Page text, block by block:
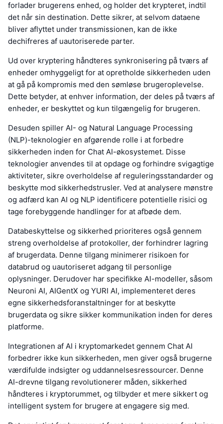
forlader brugerens enhed, og holder det krypteret, indtil
det når sin destination. Dette sikrer, at selvom dataene
bliver aflyttet under transmissionen, kan de ikke
dechifreres af uautoriserede parter.
Ud over kryptering håndteres synkronisering på tværs af
enheder omhyggeligt for at opretholde sikkerheden uden
at gå på kompromis med den sømløse brugeroplevelse.
Dette betyder, at enhver information, der deles på tværs af
enheder, er beskyttet og kun tilgængelig for brugeren.
Desuden spiller AI- og Natural Language Processing
(NLP)-teknologier en afgørende rolle i at forbedre
sikkerheden inden for Chat AI-økosystemet. Disse
teknologier anvendes til at opdage og forhindre svigagtige
aktiviteter, sikre overholdelse af reguleringsstandarder og
beskytte mod sikkerhedstrusler. Ved at analysere mønstre
og adfærd kan AI og NLP identificere potentielle risici og
tage forebyggende handlinger for at afbøde dem.
Databeskyttelse og sikkerhed prioriteres også gennem
streng overholdelse af protokoller, der forhindrer lagring
af brugerdata. Denne tilgang minimerer risikoen for
databrud og uautoriseret adgang til personlige
oplysninger. Derudover har specifikke AI-modeller, såsom
Neuroni AI, AIGentX og YURI AI, implementeret deres
egne sikkerhedsforanstaltninger for at beskytte
brugerdata og sikre sikker kommunikation inden for deres
platforme.
Integrationen af AI i kryptomarkedet gennem Chat AI
forbedrer ikke kun sikkerheden, men giver også brugerne
værdifulde indsigter og uddannelsesressourcer. Denne
AI-drevne tilgang revolutionerer måden, sikkerhed
håndteres i kryptorummet, og tilbyder et mere sikkert og
intelligent system for brugere at engagere sig med.